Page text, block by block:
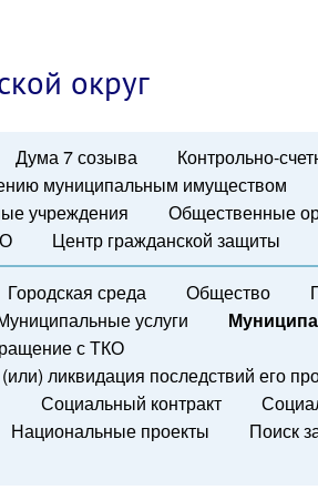
округ
Дума 7 созыва
Контрольно-
муниципальным имуществом
учреждения Общественные
Центр гражданской защиты
Городская среда Общество
услуги
с ТКО
ликвидация последствий его
Социальный контракт
Национальные проекты Поиск